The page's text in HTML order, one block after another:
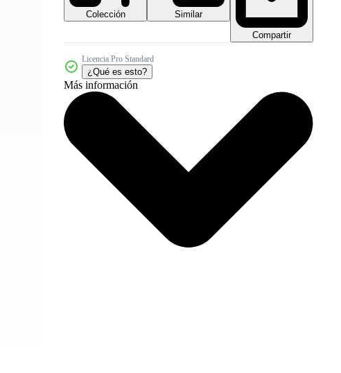
Colección
Similar
Compartir
Licencia Pro Standard
¿Qué es esto?
Más información